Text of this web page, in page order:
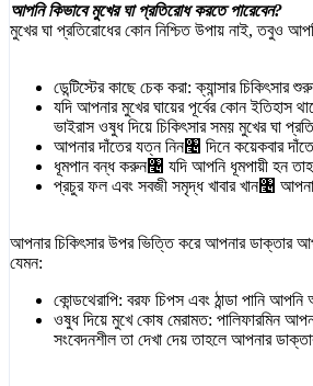
আপনি কিভাবে মুখের ঘা প্রতিরোধ করতে পারেবেন?
মুখের ঘা প্রতিরোধের কোন নিশ্চিত উপায় নাই, তবুও
ডেন্টিস্টের কাছে চেক করা: ক্যান্সার
যদি আপনার মুখের ঘায়ের পূর্বের কোন ইতিহাস
ভাইরাস ওষুধ দিয়ে চিকিৎসার সময় মুখের ঘা
আপনার দাঁতের যত্ন নিন৤ দিনে কয়েকবার
ধূমপান বন্ধ করুন৤ যদি আপনি ধূমপায়ী হন
প্রচুর ফল এবং সবজী সমৃদ্ধ খাবার খান৤
আপনার চিকিৎসার উপর ভিত্তি করে আপনার ডাক্তার
যেমন:
কোন্ডথেরাপি: বরফ চিপস এবং ঠান্ডা পানি
ওষুধ দিয়ে মুখে কোষ মেরামত: পালিফারমিন
সংবেদনশীল তা দেখা দেয় তাহলে আপনার